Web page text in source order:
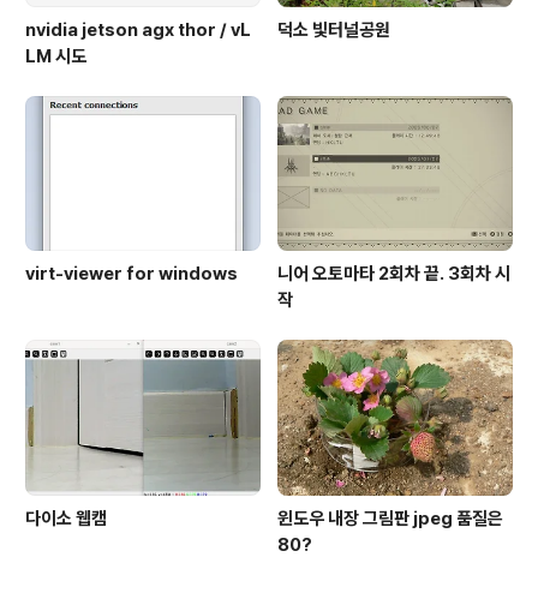
nvidia jetson agx thor / vL
LM 시도
덕소 빛터널공원
virt-viewer for windows
니어 오토마타 2회차 끝. 3회차 시
작
다이소 웹캠
윈도우 내장 그림판 jpeg 품질은
80?